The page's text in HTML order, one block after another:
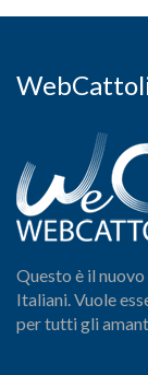
Questo è il
Italiani. Vuole
per tutti gli